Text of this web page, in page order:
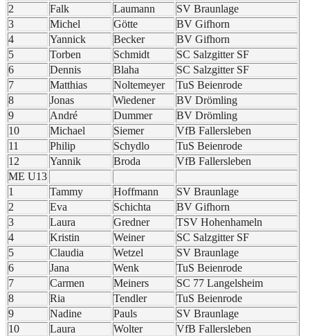
2
Falk Laumann
SV Braunlage
3
Michel Götte
BV Gifhorn
4
Yannick Becker
BV Gifhorn
5
Torben Schmidt
SC Salzgitter SF
6
Dennis Blaha
SC Salzgitter SF
7
Matthias Noltemeyer
TuS Beienrode
8
Jonas Wiedener
BV Drömling
9
André Dummer
BV Drömling
10
Michael Siemer
VfB Fallersleben
11
Philip Schydlo
TuS Beienrode
12
Yannik Broda
VfB Fallersleben
ME U13
1
Tammy Hoffmann
SV Braunlage
2
Eva Schichta
BV Gifhorn
3
Laura Gredner
TSV Hohenhameln
4
Kristin Weiner
SC Salzgitter SF
5
Claudia Wetzel
SV Braunlage
6
Jana Wenk
TuS Beienrode
7
Carmen Meiners
SC 77 Langelsheim
8
Ria Tendler
TuS Beienrode
9
Nadine Pauls
SV Braunlage
10
Laura Wolter VfB Fallersleben